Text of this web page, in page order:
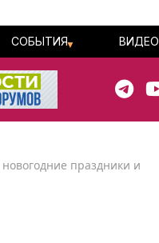
СОБЫТИЯ ВИДЕО
праздники и